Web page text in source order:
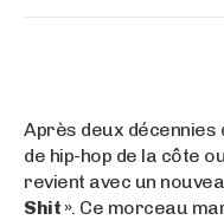
Après deux décennies
de hip-hop de la côte
revient avec un
Shit ». Ce morceau